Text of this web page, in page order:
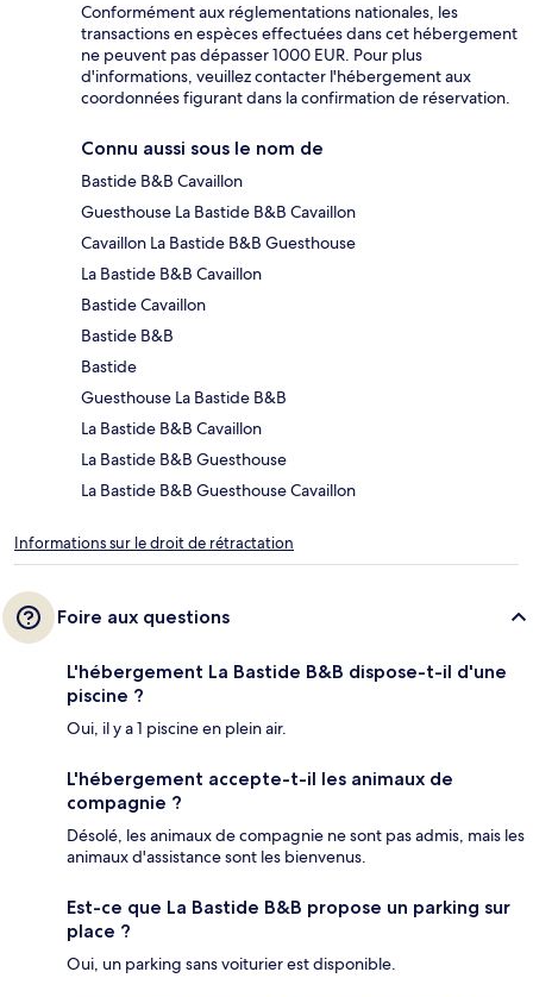
Conformément aux réglementations nationales, les
transactions en espèces effectuées dans cet hébergement
ne peuvent pas dépasser 1000 EUR. Pour plus
d'informations, veuillez contacter l'hébergement aux
coordonnées figurant dans la confirmation de réservation.
Connu aussi sous le nom de
Bastide B&B Cavaillon
Guesthouse La Bastide B&B Cavaillon
Cavaillon La Bastide B&B Guesthouse
La Bastide B&B Cavaillon
Bastide Cavaillon
Bastide B&B
Bastide
Guesthouse La Bastide B&B
La Bastide B&B Cavaillon
La Bastide B&B Guesthouse
La Bastide B&B Guesthouse Cavaillon
Informations sur le droit de rétractation
Foire aux questions
L'hébergement La Bastide B&B dispose-t-il d'une
piscine ?
Oui, il y a 1 piscine en plein air.
L'hébergement accepte-t-il les animaux de
compagnie ?
Désolé, les animaux de compagnie ne sont pas admis, mais les
animaux d'assistance sont les bienvenus.
Est-ce que La Bastide B&B propose un parking sur
place ?
Oui, un parking sans voiturier est disponible.